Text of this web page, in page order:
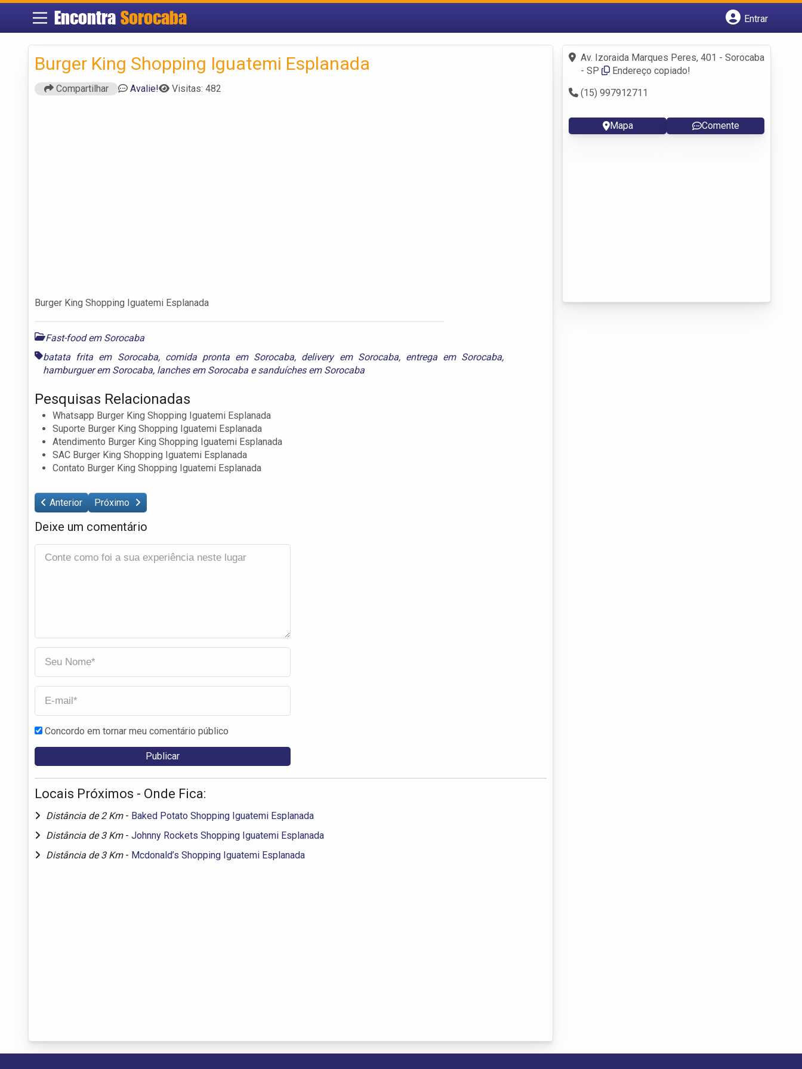
Encontra Sorocaba
Entrar
Fazer login
Criar conta
Burger King Shopping Iguatemi Esplanada
Compartilhar Avalie! Visitas: 482
Burger King Shopping Iguatemi Esplanada
Fast-food em Sorocaba
batata frita em Sorocaba, comida pronta em Sorocaba, delivery em Sorocaba, entrega em Sorocaba,
hamburguer em Sorocaba, lanches em Sorocaba esanduíches em Sorocaba
Pesquisas Relacionadas
Whatsapp Burger King Shopping Iguatemi Esplanada
Suporte Burger King Shopping Iguatemi Esplanada
Atendimento Burger King Shopping Iguatemi Esplanada
SAC Burger King Shopping Iguatemi Esplanada
Contato Burger King Shopping Iguatemi Esplanada
Anterior Próximo
Deixe um comentário
Concordo em tornar meu comentário público
Locais Próximos - Onde Fica:
Distância de 2 Km - Baked Potato Shopping Iguatemi Esplanada
Distância de 3 Km - Johnny Rockets Shopping Iguatemi Esplanada
Distância de 3 Km - Mcdonald’s Shopping Iguatemi Esplanada
Av. Izoraida Marques Peres, 401 - Sorocaba
- SP
Endereço copiado!
(15) 997912711
Mapa Comente